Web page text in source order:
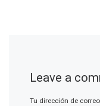
Leave a
Tu dirección de